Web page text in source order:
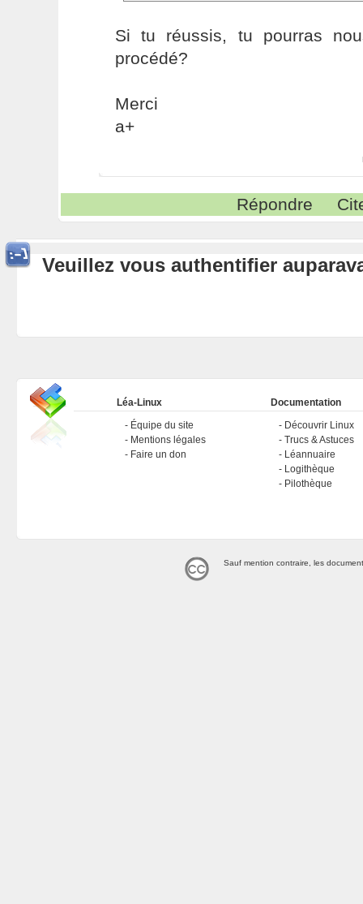
Si tu réussis, tu pourras
procédé?
Merci
a+
Répondre
Veuillez vous authentifier
Léa-Linux
Équipe du site
Mentions légales
Faire un don
Documentation
Découvrir Linux
Trucs & Astuces
Léannuaire
Logithèque
Pilothèque
Sauf mention contraire, les